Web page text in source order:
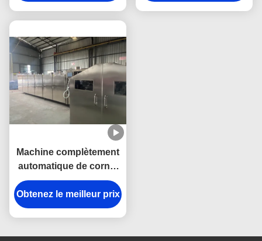
Machine complètement
automatique de cornet
de crème glacée avec
les accessoires
électriques de
Obtenez le meilleur prix